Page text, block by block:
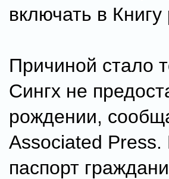
включать в
Причиной стало
Сингх не
рождении,
Associated Press.
паспорт